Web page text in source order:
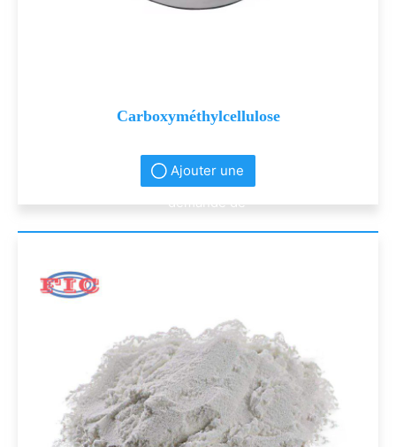
Carboxyméthylcellulose
Ajouter une
demande de
renseignement